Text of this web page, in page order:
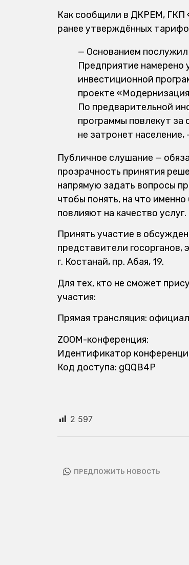
Как сообщили в ДКРЕМ, ГКП
ранее утверждённых
— Основанием
Предприятие намерено
инвестиционной
проекте
По предварительной
программы повлекут
не затронет
Публичное слушание —
прозрачность принятия
напрямую задать вопросы
чтобы понять, на что
повлияют на качество услуг.
Принять участие в
представители госорганов,
г. Костанай, пр. Абая, 19.
Для тех, кто не сможет
участия:
Прямая трансляция:
ZOOM-конференция:
Идентификатор
Код доступа: gQQB4P
2 597
ПРЕДЛОЖИТЬ НОВОСТЬ